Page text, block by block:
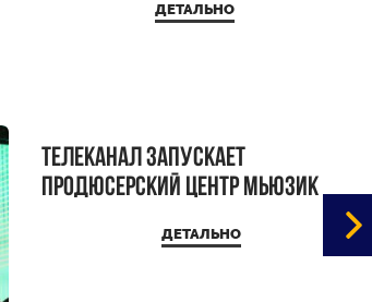
ДЕТАЛЬНО
Телеканал запускает
продюсерский центр Мьюзик
ДЕТАЛЬНО